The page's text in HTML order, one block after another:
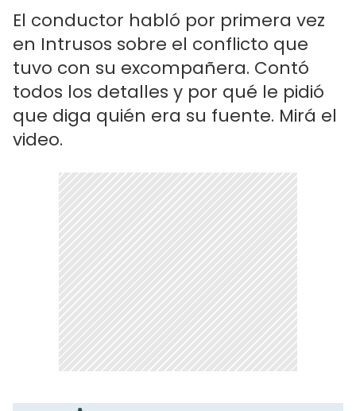
El conductor habló por primera vez
en Intrusos sobre el conflicto que
tuvo con su excompañera. Contó
todos los detalles y por qué le pidió
que diga quién era su fuente. Mirá el
video.